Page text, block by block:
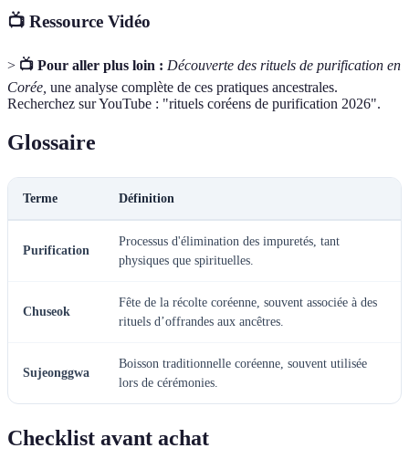
📺 Ressource Vidéo
> 📺 Pour aller plus loin : Découverte des rituels de purification en
Corée, une analyse complète de ces pratiques ancestrales.
Recherchez sur YouTube : "rituels coréens de purification 2026".
Glossaire
Terme Définition
Purification
Processus d'élimination des impuretés, tant
physiques que spirituelles.
Chuseok
Fête de la récolte coréenne, souvent associée à des
rituels d’offrandes aux ancêtres.
Sujeonggwa
Boisson traditionnelle coréenne, souvent utilisée
lors de cérémonies.
Checklist avant achat